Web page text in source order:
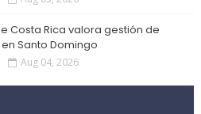
Costa Rica valora gestión de
Santo Domingo
Aug 04, 2026